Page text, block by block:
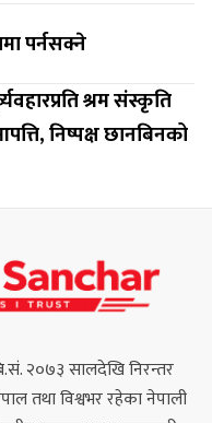
पर्नसक्ने
श्रम संस्कृति
निष्पक्ष छानबिनको
२०७३ सालदेखि निरन्तर
तथा विश्वभर रहेका नेपाली